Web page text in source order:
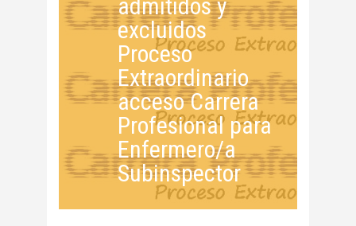
admitidos y
excluidos
Proceso
Extraordinario
acceso Carrera
Profesional para
Enfermero/a
Subinspector